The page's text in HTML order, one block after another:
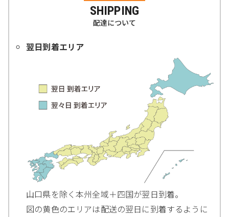
SHIPPING
配達について
翌日到着エリア
山口県を除く本州全域＋四国が翌日到着。
図の黄色のエリアは配送の翌日に到着するように